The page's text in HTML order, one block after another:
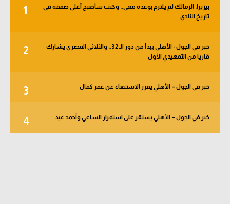
1
بيزيرا: الزمالك لم يلتزم بوعده معي.. وكنت سأصبح أغلى صفقة في
تاريخ النادي
2
خبر في الجول - الأهلي يبدأ من دور الـ 32.. والثلاثي المصري يشارك
قاريا من التمهيدي الأول
3 خبر في الجول – الأهلي يقرر الاستنغاء عن عمر كمال
4 خبر في الجول – الأهلي يستقر على استمرار الساعي وأحمد عيد